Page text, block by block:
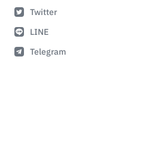
Twitter
LINE
Telegram